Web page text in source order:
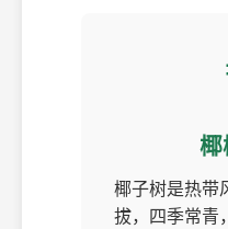
椰子树是热带
拔，四季常青